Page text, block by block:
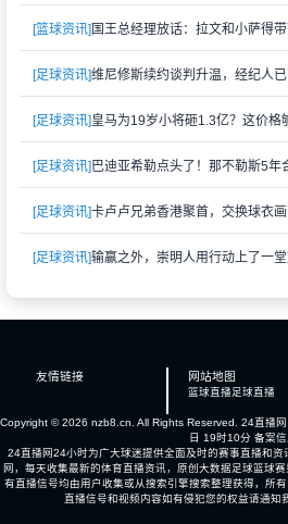
[篮球资讯]
[足球资讯]维尼修斯续约谈判升温，经纪人
[足球资讯]皇马为19岁小将砸1.3亿？这价格
[足球资讯]
[足球资讯]卡卢卢兄弟香港聚首，交换球衣
[足球资讯]输赢之外，崇明人用行动上了一
友情链接 网站地图
篮球直播足球直播
Copyright © 2026 nzb8.cn. All Rights Reserved. 24直播网
日 19时10分 备案信
24直播网24小时为广大球迷提供全面及时的赛事直播和
网，每天收集最新的体育直播资讯，原创大数据足球篮球
有直播信号均由用户收集或从搜索引擎搜索整理获得，所
直播信号和视频内容如有侵犯您的权益请通知